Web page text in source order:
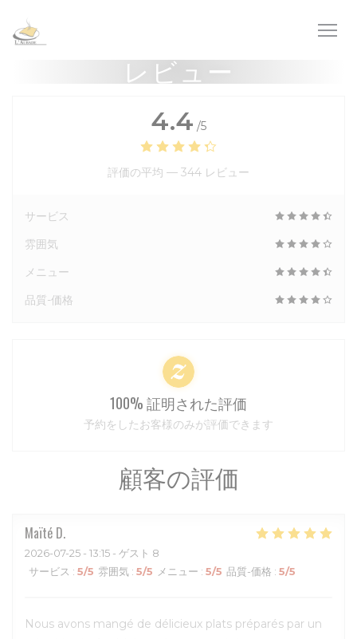
レビュー
顧客の評価
Maïté D
2026-07-25 - 13:15 - ゲスト 8
サービス : 5/5 雰囲気 : 5/5 メニュー : 5/5 品質-価格 : 5/5
Nous avons mangé de délicieux plats préparés par un
4.4 /5
評価の平均 — 344 レビュー
サービス
雰囲気
メニュー
品質-価格
100% 証明された評価
予約をしたお客様のみが評価できます